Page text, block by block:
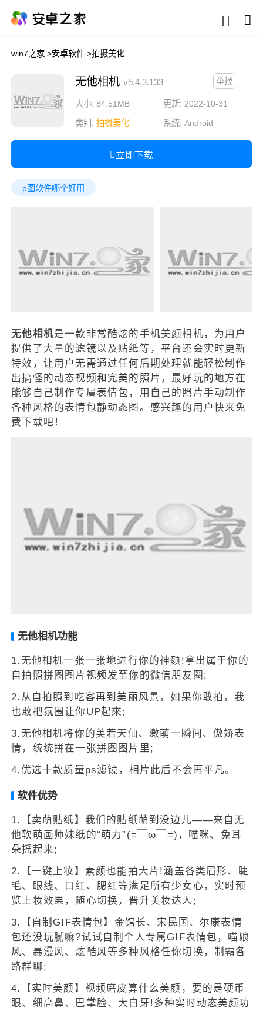
win7之家 >安卓软件 >拍摄美化
无他相机 v5.4.3.133 举报
大小: 84.51MB 更新: 2022-10-31
类别: 拍摄美化 系统:Android
立即下载
p图软件哪个好用
无他相机是一款非常酷炫的手机美颜相机，为用户
提供了大量的滤镜以及贴纸等，平台还会实时更新
特效，让用户无需通过任何后期处理就能轻松制作
出搞怪的动态视频和完美的照片，最好玩的地方在
能够自己制作专属表情包，用自己的照片手动制作
各种风格的表情包静动态图。感兴趣的用户快来免
费下载吧！
无他相机功能
1.无他相机一张一张地进行你的神颜!拿出属于你的
自拍照拼图图片视频发至你的微信朋友圈;
2.从自拍照到吃客再到美丽风景，如果你敢拍，我
也敢把氛围让你UP起來;
3.无他相机将你的美若天仙、激萌一瞬间、傲娇表
情，统统拼在一张拼图图片里;
4.优选十款质量ps滤镜，相片此后不会再平凡。
软件优势
1.【卖萌贴纸】我们的贴纸萌到没边儿——来自无
他软萌画师妹纸的“萌力”(=￣ω￣=)，喵咪、兔耳
朵摇起来;
2.【一键上妆】素颜也能拍大片!涵盖各类眉形、睫
毛、眼线、口红、腮红等满足所有少女心，实时预
览上妆效果，随心切换，晋升美妆达人;
3.【自制GIF表情包】金馆长、宋民国、尔康表情
包还没玩腻嘛?试试自制个人专属GIF表情包，喵娘
风、暴漫风、炫酷风等多种风格任你切换，制霸各
路群聊;
4.【实时美颜】视频磨皮算什么美颜，要的是硬币
眼、细高鼻、巴掌脸、大白牙!多种实时动态美颜功